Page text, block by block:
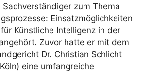
Sachverständiger zum Thema
Einsatzmöglichkeiten
Künstliche Intelligenz in der
Zuvor hatte er mit dem
Dr. Christian Schlicht
eine umfangreiche